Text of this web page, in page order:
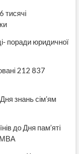
тисячі
поради юридичної
212 837
знань сім’ям
до Дня пам’яті
МВА